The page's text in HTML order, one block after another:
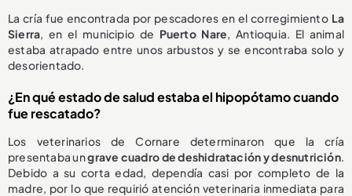
La cría fue encontrada por pescadores en el corregimiento La
Sierra, en el municipio de Puerto Nare, Antioquia. El animal
estaba atrapado entre unos arbustos y se encontraba solo y
desorientado.
¿En qué estado de salud estaba el hipopótamo cuando
fue rescatado?
Los veterinarios de Cornare determinaron que la cría
presentaba ungrave cuadro de deshidratación y desnutrición.
Debido a su corta edad, dependía casi por completo de la
madre, por lo que requirió atención veterinaria inmediata para